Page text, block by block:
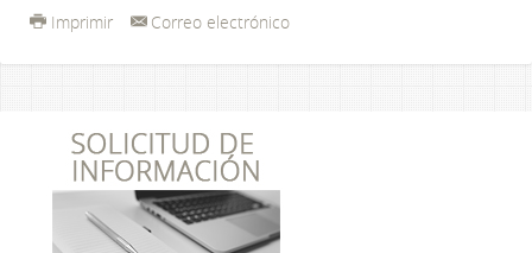
Imprimir Correo electrónico